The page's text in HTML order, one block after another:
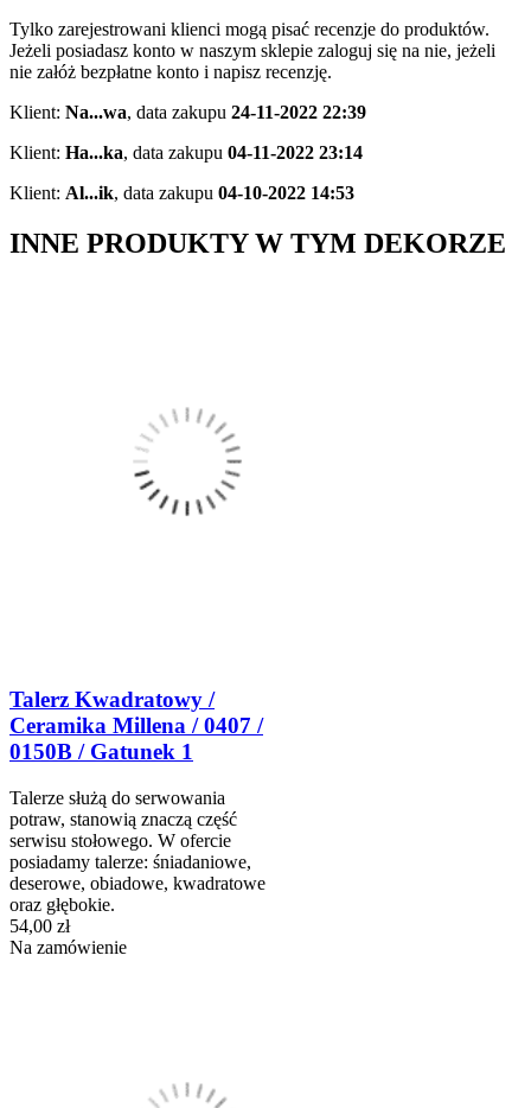
Tylko zarejestrowani klienci mogą pisać recenzje do produktów.
Jeżeli posiadasz konto w naszym sklepie zaloguj się na nie, jeżeli
nie załóż bezpłatne konto i napisz recenzję.
Klient: Na...wa, data zakupu 24-11-2022 22:39
Klient: Ha...ka, data zakupu 04-11-2022 23:14
Klient: Al...ik, data zakupu 04-10-2022 14:53
INNE PRODUKTY W TYM DEKORZE
Talerz Kwadratowy /
Ceramika Millena / 0407 /
0150B / Gatunek 1
Talerze służą do serwowania
potraw, stanowią znaczą część
serwisu stołowego. W ofercie
posiadamy talerze: śniadaniowe,
deserowe, obiadowe, kwadratowe
oraz głębokie.
54,00 zł
Na zamówienie